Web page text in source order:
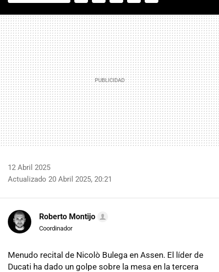
MAIL
12 Abril 2025
Actualizado 20 Abril 2025, 20:21
Roberto Montijo
Coordinador
Menudo recital de Nicolò Bulega en Assen. El líder de
Ducati ha dado un golpe sobre la mesa en la tercera